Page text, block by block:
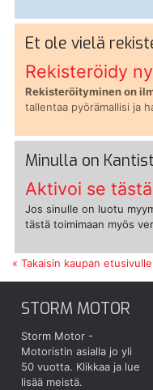
Et ole vielä
Rekisteröidy
Rekisteröityminen on
tallentaa pyörämallisi ja
Minulla on
Aktivoi se
Jos sinulle on luotu
tästä toimimaan myös
« Takaisin kaupan etusivulle
STORM MOTOR
Storm Motor -
Motoristin asialla jo yli
50 vuotta. Klikkaa ja lue
lisää meistä.